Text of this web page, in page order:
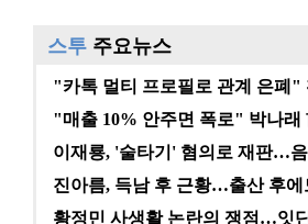
스투 주요뉴스
"매출 10% 안주면 폭로" 박나